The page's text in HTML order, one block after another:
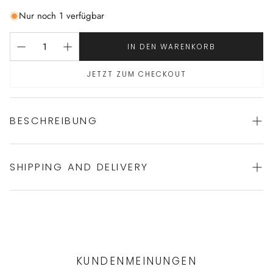
Nur noch 1 verfügbar
IN DEN WARENKORB
JETZT ZUM CHECKOUT
BESCHREIBUNG
sportlicher Badeanzug von IODUS
Faltenlegung vorn
SHIPPING AND DELIVERY
KUNDENMEINUNGEN